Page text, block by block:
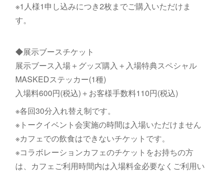
※1人様1申し込みにつき2枚までご購入いただけま
す。
◆展示ブースチケット
展示ブース入場＋グッズ購入＋入場特典スペシャル
MASKEDステッカー(1種)
入場料600円(税込)＋お客様手数料110円(税込)
※各回30分入れ替え制です。
※トークイベント会実施の時間は入場いただけません
※カフェでの飲食はできないチケットです。
※コラボレーションカフェのチケットをお持ちの方
は、カフェご利用時間内は入場料金必要なくご利用い